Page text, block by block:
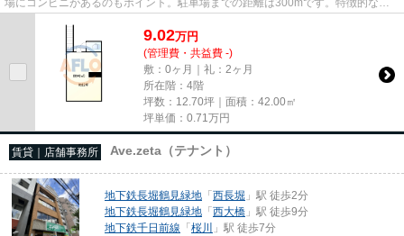
観と洗練された設計の内装を持...
9.02万円
(管理費・共益費 -)
敷：0ヶ月｜礼：2ヶ月
所在階：4階
坪数：12.70坪｜面積：42.00㎡
坪単価： 0.71 万円
賃貸｜店舗事務所 Ave.zeta（テナント）
地下鉄長堀鶴見緑地 「西長堀 」駅 徒歩2分
地下鉄長堀鶴見緑地 「西大橋 」駅 徒歩9分
地下鉄千日前線 「桜川
」駅 徒歩7分